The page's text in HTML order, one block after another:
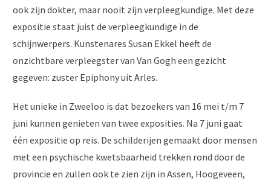
ook zijn dokter, maar nooit zijn verpleegkundige. Met deze
expositie staat juist de verpleegkundige in de
schijnwerpers. Kunstenares Susan Ekkel heeft de
onzichtbare verpleegster van Van Gogh een gezicht
gegeven: zuster Epiphony uit Arles.
Het unieke in Zweeloo is dat bezoekers van 16 mei t/m 7
juni kunnen genieten van twee exposities. Na 7 juni gaat
één expositie op reis. De schilderijen gemaakt door mensen
met een psychische kwetsbaarheid trekken rond door de
provincie en zullen ook te zien zijn in Assen, Hoogeveen,